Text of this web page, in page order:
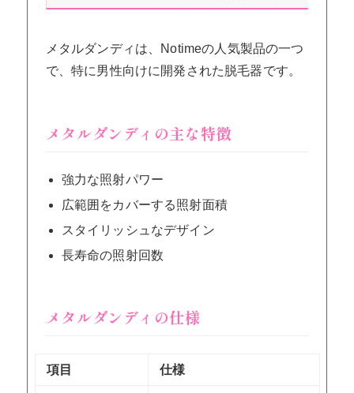
メタルダンディは、Notimeの人気製品の一つ
で、特に男性向けに開発された脱毛器です。
メタルダンディの主な特徴
強力な照射パワー
広範囲をカバーする照射面積
スタイリッシュなデザイン
長寿命の照射回数
メタルダンディの仕様
項目 仕様